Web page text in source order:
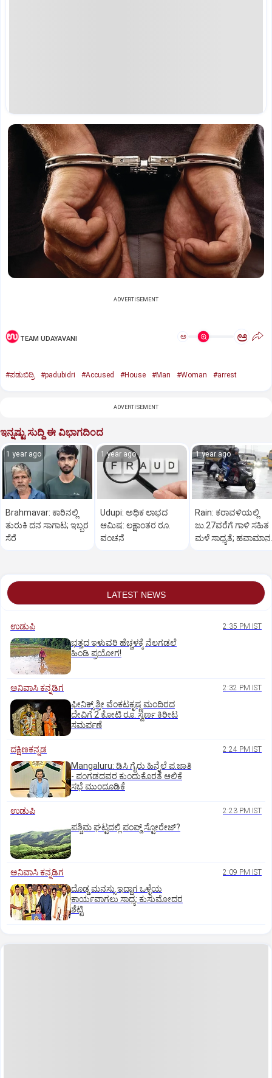
ADVERTISEMENT
TEAM UDAYAVANI ಅ ಅ
#ಪಡುಬಿದ್ರಿ #padubidri #Accused #House #Man #Woman #arrest
ADVERTISEMENT
ಇನ್ನಷ್ಟು ಸುದ್ದಿ ಈ ವಿಭಾಗದಿಂದ
1 year ago
Brahmavar: ಕಾರಿನಲ್ಲಿ
ತುರುಕಿ ದನ ಸಾಗಾಟ; ಇಬ್ಬರ
ಸೆರೆ
1 year ago
Udupi: ಅಧಿಕ ಲಾಭದ
ಆಮಿಷ: ಲಕ್ಷಾಂತರ ರೂ.
ವಂಚನೆ
1 year ago
Rain: ಕರಾವಳಿಯಲ್ಲಿ
ಜು.27ವರೆಗೆ ಗಾಳಿ ಸಹಿತ
ಮಳೆ ಸಾಧ್ಯತೆ; ಹವಾಮಾನ
LATEST NEWS
ಉಡುಪಿ 2:35 PM IST
ಭತ್ತದ ಇಳುವರಿ ಹೆಚ್ಚಳಕ್ಕೆ ನೆಲಗಡಲೆ
ಹಿಂಡಿ ಪ್ರಯೋಗ!
ಅನಿವಾಸಿ ಕನ್ನಡಿಗ 2:32 PM IST
ಫೀನಿಕ್ಸ್ ಶ್ರೀ ವೆಂಕಟಕೃಷ್ಣ ಮಂದಿರದ
ದೇವಿಗೆ 2 ಕೋಟಿ ರೂ. ಸ್ವರ್ಣ ಕಿರೀಟ
ಸಮರ್ಪಣೆ
ದಕ್ಷಿಣಕನ್ನಡ 2:24 PM IST
Mangaluru: ಡಿಸಿ ಗೈರು ಹಿನ್ನೆಲೆ ಪ.ಜಾತಿ
- ಪಂಗಡದವರ ಕುಂದುಕೊರತೆ ಆಲಿಕೆ
ಸಭೆ ಮುಂದೂಡಿಕೆ
ಉಡುಪಿ 2:23 PM IST
ಪಶ್ಚಿಮ ಘಟ್ಟದಲ್ಲಿ ಪಂಪ್ಡ್ ಸ್ಟೋರೇಜ್‌?
ಅನಿವಾಸಿ ಕನ್ನಡಿಗ 2:09 PM IST
ದೊಡ್ಡ ಮನಸ್ಸು ಇದ್ದಾಗ ಒಳ್ಳೆಯ
ಕಾರ್ಯವಾಗಲು ಸಾಧ್ಯ: ಕುಸುಮೋದರ
ಶೆಟ್ಟಿ